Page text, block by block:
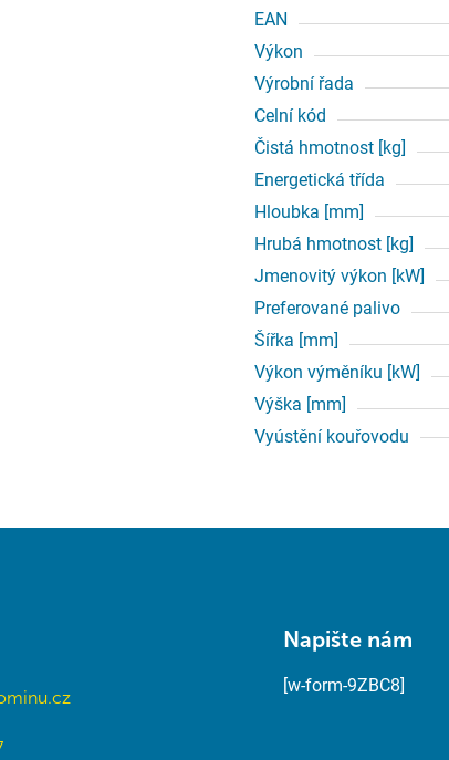
EAN
Výkon
Výrobní řada
Celní kód
Čistá hmotnost [kg]
Energetická třída
Hloubka [mm]
Hrubá hmotnost [kg]
Jmenovitý výkon [kW]
Preferované palivo
Šířka [mm]
Výkon výměníku [kW]
Výška [mm]
Vyústění kouřovodu
Napište nám
[w-form-9ZBC8]